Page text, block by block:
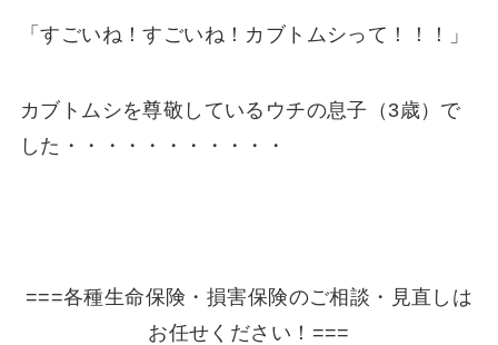
「すごいね！すごいね！カブトムシって！！！」
カブトムシを尊敬しているウチの息子（3歳）で
した・・・・・・・・・・・
===各種生命保険・損害保険のご相談・見直しは
お任せください！===